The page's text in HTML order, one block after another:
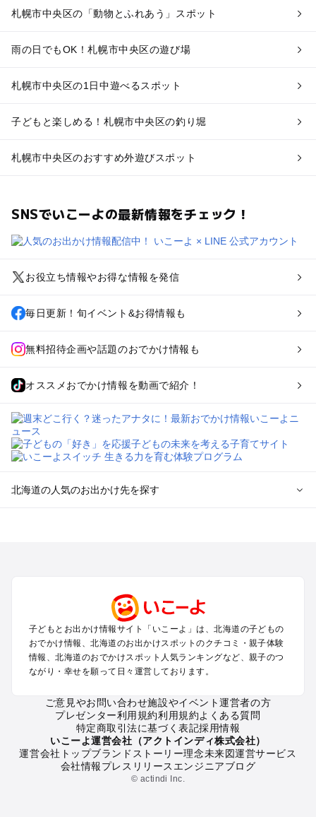
札幌市中央区の「動物とふれあう」スポット
雨の日でもOK！札幌市中央区の遊び場
札幌市中央区の1日中遊べるスポット
子どもと楽しめる！札幌市中央区の釣り堀
札幌市中央区のおすすめ外遊びスポット
SNSでいこーよの最新情報をチェック！
お役立ち情報やお得な情報を発信
毎日更新！旬イベント&お得情報も
無料招待企画や話題のおでかけ情報も
オススメおでかけ情報を動画で紹介！
北海道の人気のお出かけ先を探す
函館・湯の川温泉・大沼・松前のプールお出かけ
帯広・十勝・サホロ・狩勝高原のプールお出かけ
千歳・石狩・空知・美唄のプールお出かけ
小樽・積丹・キロロのプールお出かけ
富良野・美瑛・トマム・占冠のプールお出かけ
知床・ウトロ・羅臼・網走・北見のプールお出かけ
釧路・阿寒・屈斜路・川湯・根室のプールお出かけ
えりも・日高・新冠のプールお出かけ
稚内・宗谷岬・留萌のプールお出かけ
離島（利尻・礼文・天売・焼尻）のプールお出かけ
子どもとお出かけ情報サイト「いこーよ」は、北海道の子どもの
おでかけ情報、北海道のお出かけスポットのクチコミ・親子体験
情報、北海道のおでかけスポット人気ランキングなど、親子のつ
ながり・幸せを願って日々運営しております。
ご意見やお問い合わせ施設やイベント運営者の方
プレゼンター利用規約利用規約よくある質問
特定商取引法に基づく表記採用情報
いこーよ運営会社（アクトインディ株式会社）
運営会社トップブランドストーリー理念未来図運営サービス
会社情報プレスリリース エンジニアブログ
© actindi Inc.